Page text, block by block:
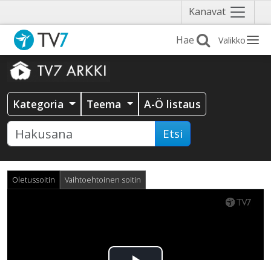
Kanavat Näytä
valikko
Valikko
Kategoria Teema A-Ö listaus
Etsi
Oletussoitin Vaihtoehtoinen soitin